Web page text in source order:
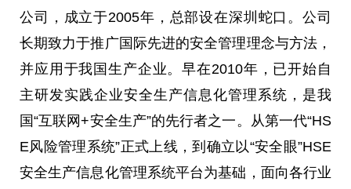
公司，成立于2005年，总部设在深圳蛇口。公司
长期致力于推广国际先进的安全管理理念与方法，
并应用于我国生产企业。早在2010年，已开始自
主研发实践企业安全生产信息化管理系统，是我
国“互联网+安全生产”的先行者之一。从第一代“HS
E风险管理系统”正式上线，到确立以“安全眼”HSE
安全生产信息化管理系统平台为基础，面向各行业